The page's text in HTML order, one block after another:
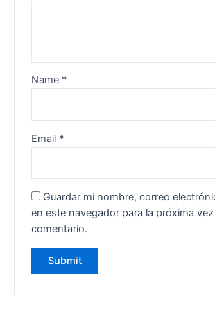
Name *
Email *
Guardar mi nombre, correo
en este navegador para la próxima
comentario.